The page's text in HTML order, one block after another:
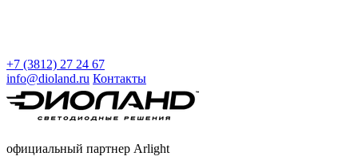
+7 (3812) 27 24 67
info@dioland.ru Контакты
официальный партнер Arlight